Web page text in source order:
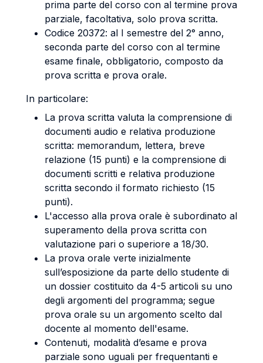
prima parte del corso con al termine prova
parziale, facoltativa, solo prova scritta.
Codice 20372: al I semestre del 2° anno,
seconda parte del corso con al termine
esame finale, obbligatorio, composto da
prova scritta e prova orale.
In particolare:
La prova scritta valuta la comprensione di
documenti audio e relativa produzione
scritta: memorandum, lettera, breve
relazione (15 punti) e la comprensione di
documenti scritti e relativa produzione
scritta secondo il formato richiesto (15
punti).
L'accesso alla prova orale è subordinato al
superamento della prova scritta con
valutazione pari o superiore a 18/30.
La prova orale verte inizialmente
sull’esposizione da parte dello studente di
un dossier costituito da 4-5 articoli su uno
degli argomenti del programma; segue
prova orale su un argomento scelto dal
docente al momento dell'esame.
Contenuti, modalità d’esame e prova
parziale sono uguali per frequentanti e